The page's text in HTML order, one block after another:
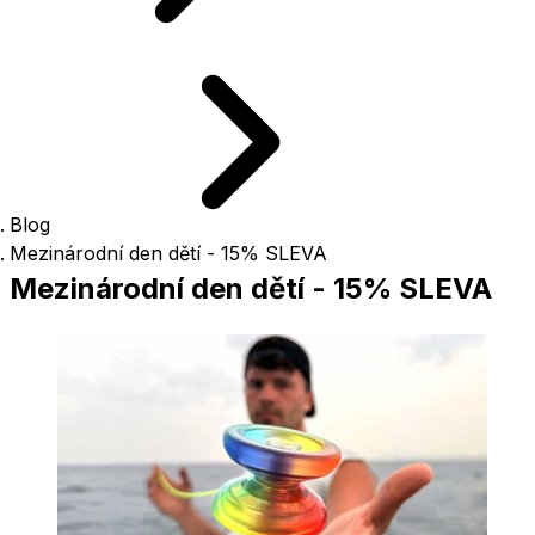
Blog
Mezinárodní den dětí - 15% SLEVA
Mezinárodní den dětí - 15% SLEVA